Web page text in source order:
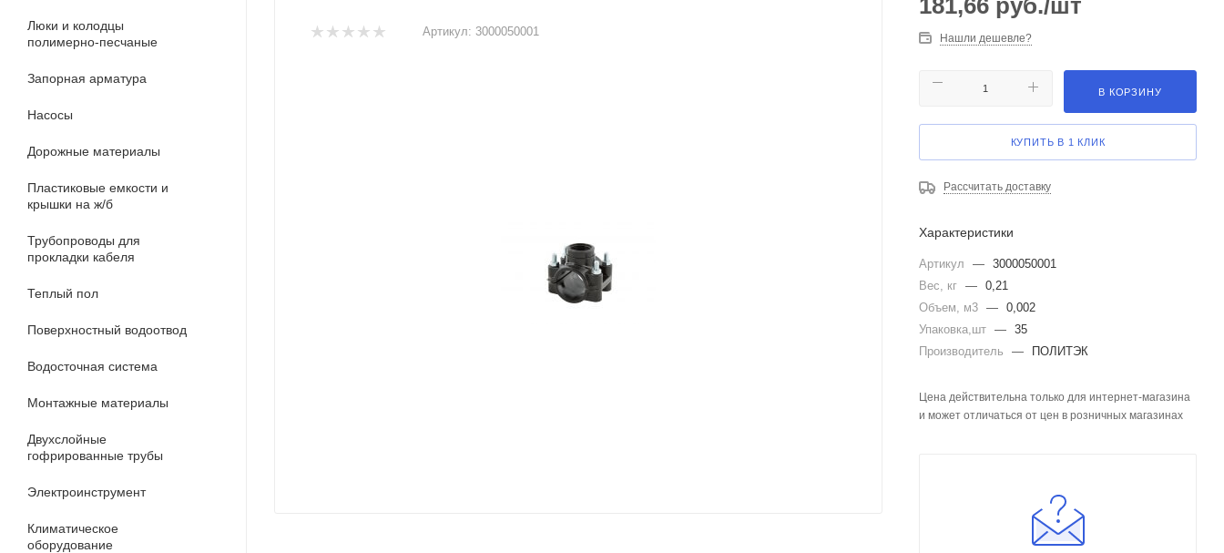
Люки и колодцы
полимерно-песчаные
Запорная арматура
Насосы
Дорожные материалы
Пластиковые емкости и
крышки на ж/б
Трубопроводы для
прокладки кабеля
Теплый пол
Поверхностный водоотвод
Водосточная система
Монтажные материалы
Двухслойные
гофрированные трубы
Электроинструмент
Климатическое
оборудование
Артикул: 3000050001
181,66 руб./шт
Нашли дешевле?
В КОРЗИНУ
КУПИТЬ В 1 КЛИК
Рассчитать доставку
Характеристики
Артикул — 3000050001
Вес, кг — 0,21
Объем, м3 — 0,002
Упаковка,шт — 35
Производитель
— ПОЛИТЭК
Цена действительна только для интернет-магазина
и может отличаться от цен в розничных магазинах